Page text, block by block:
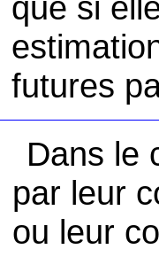
futures
Dans le
par leur
ou leur